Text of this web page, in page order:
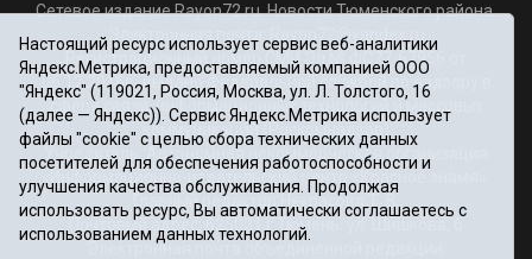
Сетевое издание Rayon72.ru. Новости Тюменского района.
Rayon72@yandex.ru
Регистрационный номер СМИ Эл № ФС77-67956 от
06.12.2016г., выдано Федеральной службой по надзору в
сфере связи, информационных технологий и массовых
коммуникаций (Роскомнадзор)
Учредитель: Автономная некоммерческая организация
«Информационно-издательский центр «Красное знамя».
Главный редактор Некрасова Т. В.
Почтовый адрес: 625031 г.Тюмень. ул. Шишкова, 6
Электронная почта объединенной редакции:
Настоящий ресурс использует сервис веб-аналитики
Яндекс.Метрика, предоставляемый компанией ООО
"Яндекс" (119021, Россия, Москва, ул. Л. Толстого, 16
(далее — Яндекс)). Сервис Яндекс.Метрика использует
файлы "cookie" с целью сбора технических данных
посетителей для обеспечения работоспособности и
улучшения качества обслуживания. Продолжая
использовать ресурс, Вы автоматически соглашаетесь с
использованием данных технологий.